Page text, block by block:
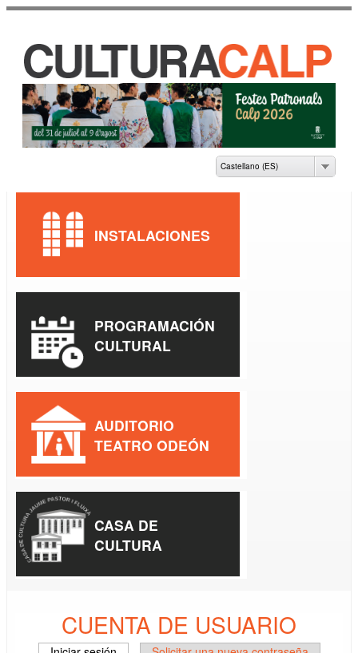
principal
CASA DE CULTURA
JAUME PASTOR I
Castellano (ES)
CUENTA DE USUARIO
INSTALACIONES
PROGRAMACIÓN
CULTURAL
AUDITORIO
TEATRO ODEÓN
CASA DE
CULTURA